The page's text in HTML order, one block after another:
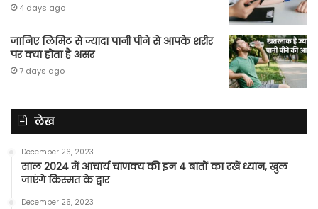
4 days ago
जानिए लिमिट से ज्यादा पानी पीने से आपके शरीर
पर क्या होता है असर
7 days ago
लेख
December 26, 2023
साल 2024 में आचार्य चाणक्य की इन 4 बातों का रखें ध्यान, खुल
जाएंगे किस्मत के द्वार
December 26, 2023